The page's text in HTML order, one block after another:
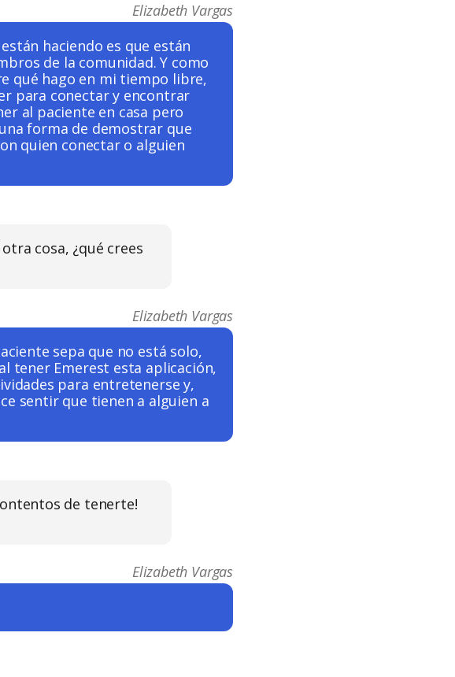
haciendo es que están
de la comunidad. Y como
qué hago en mi tiempo libre,
para conectar y encontrar
al paciente en casa pero
forma de demostrar que
quien conectar o alguien
Elizabeth Vargas
cosa, ¿qué crees
sepa que no está solo,
tener Emerest esta aplicación,
para entretenerse y,
sentir que tienen a alguien a
Elizabeth Vargas
de tenerte!
Elizabeth Vargas